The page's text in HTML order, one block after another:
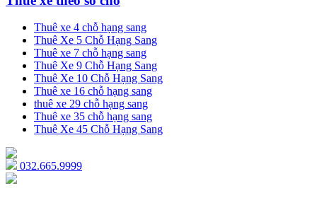
Thuê xe 4 chỗ hạng sang
Thuê Xe 5 Chỗ Hạng Sang
Thuê xe 7 chỗ hạng sang
Thuê Xe 9 Chỗ Hạng Sang
Thuê Xe 10 Chỗ Hạng Sang
Thuê xe 16 chỗ hạng sang
thuê xe 29 chỗ hạng sang
Thuê xe 35 chỗ hạng sang
Thuê Xe 45 Chỗ Hạng Sang
032.665.9999